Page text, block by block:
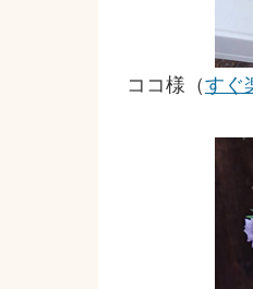
ココ様（すぐ